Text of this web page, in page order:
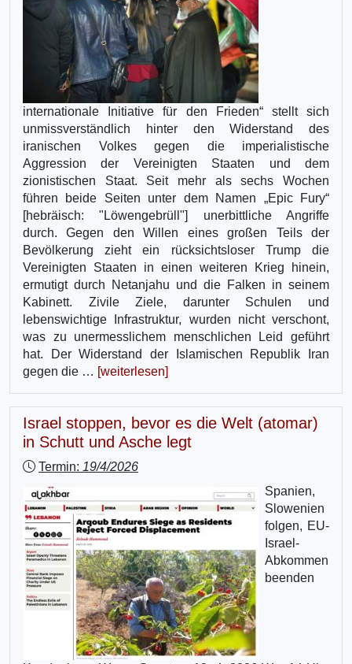
internationale Initiative für den Frieden“ stellt sich
unmissverständlich hinter den Widerstand des
iranischen Volkes gegen die imperialistische
Aggression der Vereinigten Staaten und dem
zionistischen Staat. Seit mehr als sechs Wochen
führen beide Seiten unter dem Namen „Epic Fury“
[hebräisch: "Löwengebrüll"] unerbittliche Angriffe
durch. Gegen den Willen eines großen Teils der
Bevölkerung zieht ein rücksichtsloser Trump die
Vereinigten Staaten in einen weiteren Krieg hinein,
ermutigt durch Netanjahu und die Falken in seinem
Kabinett. Zivile Ziele, darunter Schulen und
lebenswichtige Infrastruktur, wurden nicht verschont,
was zu unermesslichem menschlichen Leid geführt
hat. Der Widerstand der Islamischen Republik Iran
gegen die … [weiterlesen]
Israel stoppen, bevor es die Welt (atomar)
in Schutt und Asche legt
Termin: 19/4/2026
Spanien,
Slowenien
folgen, EU-
Israel-
Abkommen
beenden